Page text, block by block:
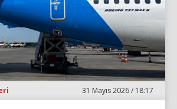
31 Mayıs 2026 / 18:17